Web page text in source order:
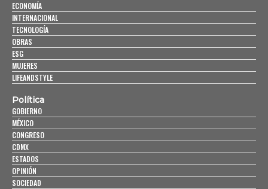
ECONOMÍA
INTERNACIONAL
TECNOLOGÍA
OBRAS
ESG
MUJERES
LIFEANDSTYLE
Política
GOBIERNO
MÉXICO
CONGRESO
CDMX
ESTADOS
OPINIÓN
SOCIEDAD